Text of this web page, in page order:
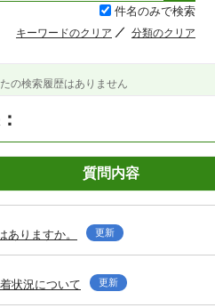
件名のみで検索
キーワードのクリア 分類のクリア
の検索履歴はありません
質問内容
ありますか。 更新
状況について 更新